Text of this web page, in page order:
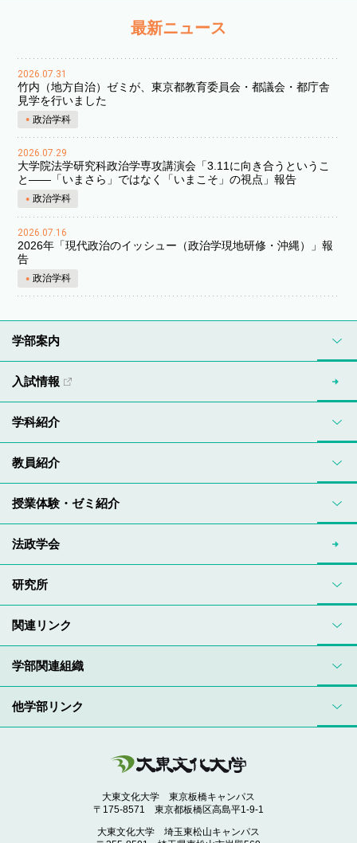
最新ニュース
2026.07.31
竹内（地方自治）ゼミが、東京都教育委員会・都議会・都庁舎
見学を行いました
政治学科
2026.07.29
大学院法学研究科政治学専攻講演会「3.11に向き合うというこ
と――「いまさら」ではなく「いまこそ」の視点」報告
政治学科
2026.07.16
2026年「現代政治のイッシュー（政治学現地研修・沖縄）」報
告
政治学科
学部関連組織
他学部リンク
大東文化大学 東京板橋キャンパス
〒175-8571 東京都板橋区高島平1-9-1
大東文化大学 埼玉東松山キャンパス
学部案内
入試情報
学科紹介
教員紹介
授業体験・ゼミ紹介
法政学会
研究所
関連リンク